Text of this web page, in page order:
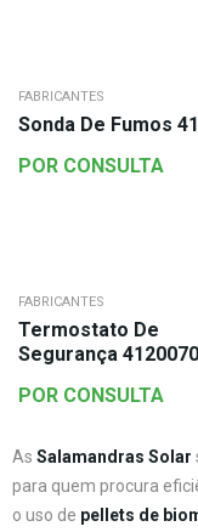
FABRICANTES
Sonda De Fumos
POR CONSULTA
FABRICANTES
Termostato De
Segurança
POR CONSULTA
As Salamandras Solar
para quem procura
o uso de pellets de